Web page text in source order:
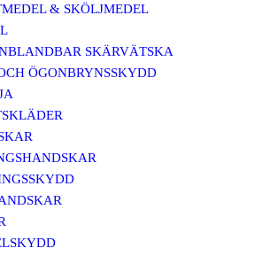
& SKÖLJMEDEL
SKÄRVÄTSKA
ÖGONBRYNSSKYDD